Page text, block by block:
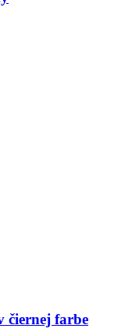
čiernej farbe